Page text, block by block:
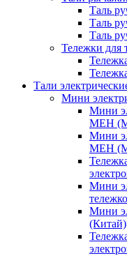
Таль
Таль
Таль
Тележки для
Тали
Мини
Мини
МЕН
Мини
МЕН
Мини
Мини
(Китай)